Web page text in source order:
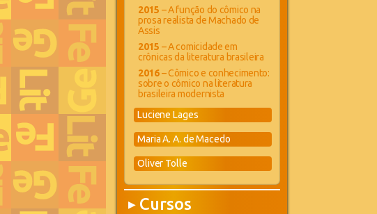
2015 – A função do cômico na
prosa realista de Machado de
Assis
2015 – A comicidade em
crônicas da literatura brasileira
2016– Cômico e conhecimento:
sobre o cômico na literatura
brasileira modernista
Luciene Lages
Maria A. A. de Macedo
Oliver Tolle
▶ Cursos